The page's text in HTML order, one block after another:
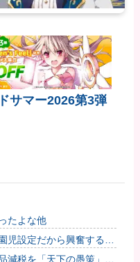
サマー2026第3弾
たよな他
児設定だから興奮するよ
減税を「天下の愚策」と